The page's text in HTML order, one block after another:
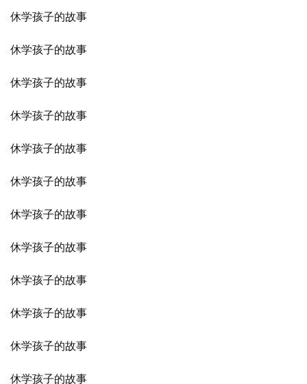
休学孩子的故事
休学孩子的故事
休学孩子的故事
休学孩子的故事
休学孩子的故事
休学孩子的故事
休学孩子的故事
休学孩子的故事
休学孩子的故事
休学孩子的故事
休学孩子的故事
休学孩子的故事